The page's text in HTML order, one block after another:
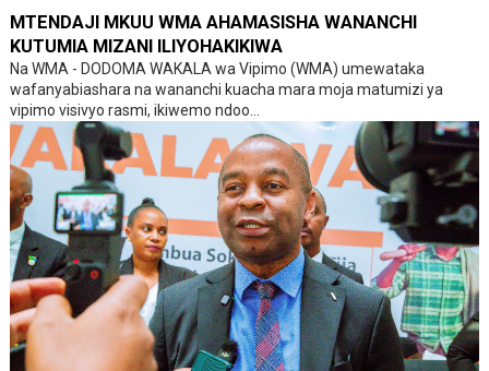
MTENDAJI MKUU WMA AHAMASISHA WANANCHI
KUTUMIA MIZANI ILIYOHAKIKIWA
Na WMA - DODOMA WAKALA wa Vipimo (WMA) umewataka
wafanyabiashara na wananchi kuacha mara moja matumizi ya
vipimo visivyo rasmi, ikiwemo ndoo...